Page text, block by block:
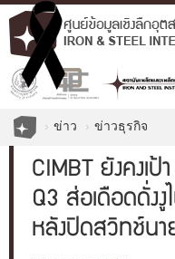
ข่าว ข่าวธุรกิจ
CIMBT ยังคงเป้
Q3 ส่อเดือดดั่ง
หลังปิดสวิทช์นา